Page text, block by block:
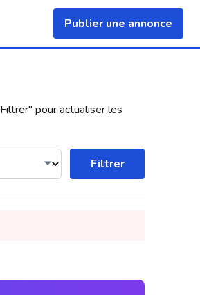
Publier une annonce
Filtrer" pour actualiser les
Filtrer